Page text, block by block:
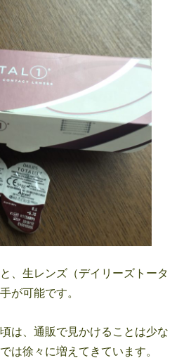
、生レンズ（デイリーズトータ
が可能です。
は、通販で見かけることは少な
は徐々に増えてきています。